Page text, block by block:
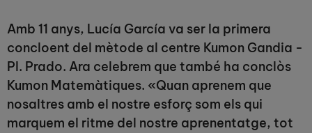
Amb 11 anys, Lucía García va ser la primera
concloent del mètode al centre Kumon Gandia -
Pl. Prado. Ara celebrem que també ha conclòs
Kumon Matemàtiques. «Quan aprenem que
nosaltres amb el nostre esforç som els qui
marquem el ritme del nostre aprenentatge, tot